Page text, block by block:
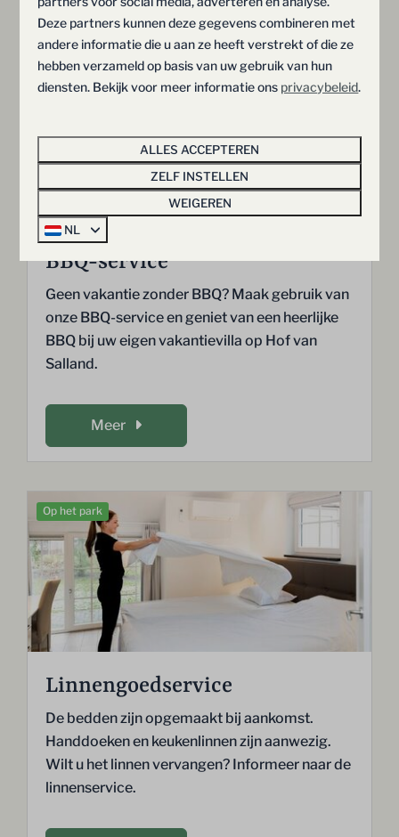
Op het park
BBQ-service
Geen vakantie zonder BBQ? Maak gebruik van
onze BBQ-service en geniet van een heerlijke
BBQ bij uw eigen vakantievilla op Hof van
Salland.
Meer
Op het park
Linnengoedservice
De bedden zijn opgemaakt bij aankomst.
Handdoeken en keukenlinnen zijn aanwezig.
Wilt u het linnen vervangen? Informeer naar de
linnenservice.
Deze partners kunnen deze gegevens combineren met
andere informatie die u aan ze heeft verstrekt of die ze
hebben verzameld op basis van uw gebruik van hun
diensten. Bekijk voor meer informatie ons privacybeleid.
ALLES ACCEPTEREN
ZELF INSTELLEN
WEIGEREN
NL